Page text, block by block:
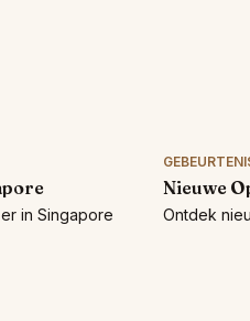
in Singapore
Nieuwe
Ontdek